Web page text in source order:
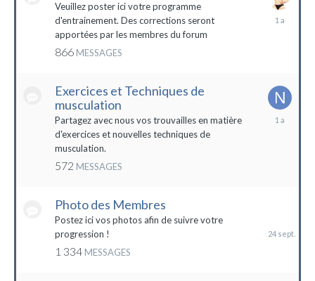
Veuillez poster ici votre programme
d'entrainement. Des corrections seront
apportées par les membres du forum
866 MESSAGES
20
Exercices et Techniques de
musculation
Partagez avec nous vos trouvailles en matière
d'exercices et nouvelles techniques de
musculation.
572 MESSAGES
25
Photo des Membres
Postez ici vos photos afin de suivre votre
progression !
1 334 MESSAGES
2023